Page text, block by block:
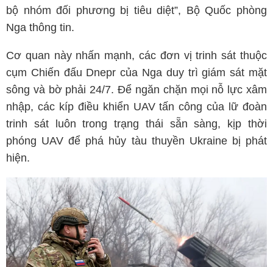
bộ nhóm đối phương bị tiêu diệt”, Bộ Quốc phòng
Nga thông tin.
Cơ quan này nhấn mạnh, các đơn vị trinh sát thuộc
cụm Chiến đấu Dnepr của Nga duy trì giám sát mặt
sông và bờ phải 24/7. Để ngăn chặn mọi nỗ lực xâm
nhập, các kíp điều khiển UAV tấn công của lữ đoàn
trinh sát luôn trong trạng thái sẵn sàng, kịp thời
phóng UAV để phá hủy tàu thuyền Ukraine bị phát
hiện.